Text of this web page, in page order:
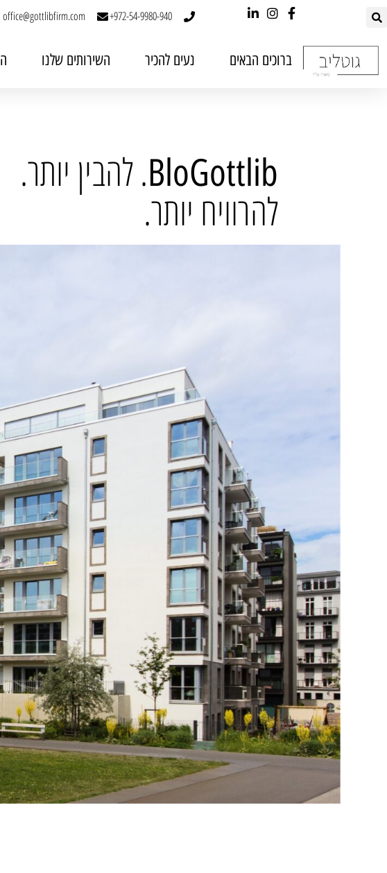
972-54-9980-940+
office@gottlibfirm.com
ברוכים הבאים נעים להכיר השירותים שלנו
BloGottlib. להבין יותר.
להרוויח יותר.